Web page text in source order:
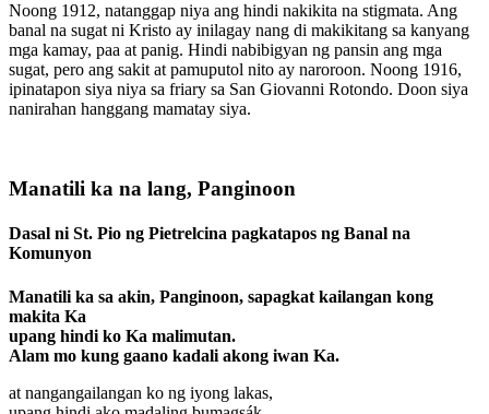
Noong 1912, natanggap niya ang hindi nakikita na stigmata. Ang
banal na sugat ni Kristo ay inilagay nang di makikitang sa kanyang
mga kamay, paa at panig. Hindi nabibigyan ng pansin ang mga
sugat, pero ang sakit at pamuputol nito ay naroroon. Noong 1916,
ipinatapon siya niya sa friary sa San Giovanni Rotondo. Doon siya
nanirahan hanggang mamatay siya.
Manatili ka na lang, Panginoon
Dasal ni St. Pio ng Pietrelcina pagkatapos ng Banal na
Komunyon
Manatili ka sa akin, Panginoon, sapagkat kailangan kong
makita Ka
upang hindi ko Ka malimutan.
Alam mo kung gaano kadali akong iwan Ka.
at nangangailangan ko ng iyong lakas,